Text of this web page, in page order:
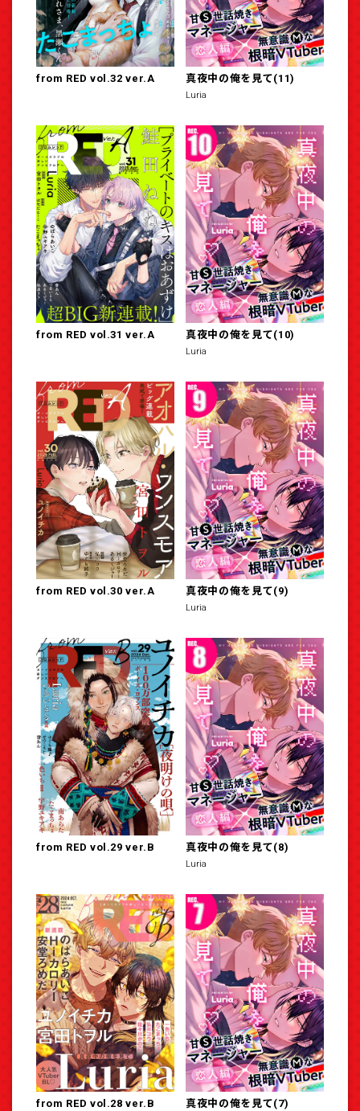
from RED vol.32 ver.A 真夜中の俺を見て(11)
Luria
from RED vol.31 ver.A 真夜中の俺を見て(10)
Luria
from RED vol.30 ver.A 真夜中の俺を見て(9)
Luria
from RED vol.29 ver.B 真夜中の俺を見て(8)
Luria
from RED vol.28 ver.B 真夜中の俺を見て(7)